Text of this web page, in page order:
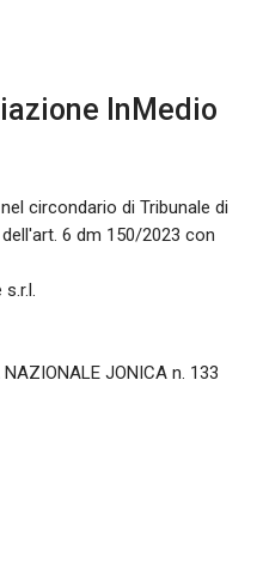
InMedio
circondario di Tribunale di
6 dm 150/2023 con
JONICA n. 133